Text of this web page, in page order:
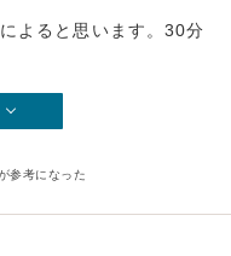
よると思います。30分
参考になった